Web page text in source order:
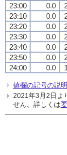
23:00
0.0
23:10
0.0
23:20
0.0
23:30
0.0
23:40
0.0
23:50
0.0
24:00
0.0
値欄の記号の説明
2021年3月2日よ
せん。詳しくは